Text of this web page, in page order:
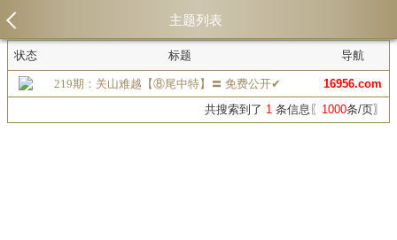
主题列表
状态 标题 导航
219期：关山难越【⑧尾中特】〓 免费公开✔
16956.com
共搜索到了 1 条信息〖 1000条/页〗